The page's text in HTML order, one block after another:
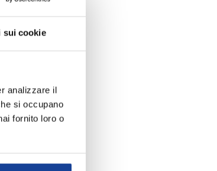
sui cookie
analizzare il
si occupano
fornito loro o